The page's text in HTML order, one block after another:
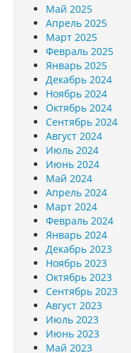
Май 2025
Апрель 2025
Март 2025
Февраль 2025
Январь 2025
Декабрь 2024
Ноябрь 2024
Октябрь 2024
Сентябрь 2024
Август 2024
Июль 2024
Июнь 2024
Май 2024
Апрель 2024
Март 2024
Февраль 2024
Январь 2024
Декабрь 2023
Ноябрь 2023
Октябрь 2023
Сентябрь 2023
Август 2023
Июль 2023
Июнь 2023
Май 2023